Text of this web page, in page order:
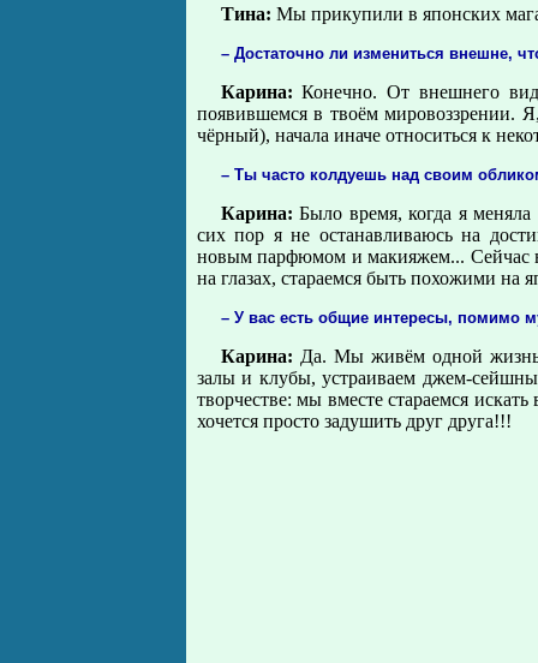
Тина: Мы прикупили в японских
– Достаточно ли измениться внешне,
Карина: Конечно. От внешнего
появившемся в твоём мировоззрении.
чёрный), начала иначе относиться к
– Ты часто колдуешь над своим
Карина: Было время, когда я
сих пор я не останавливаюсь на
новым парфюмом и макияжем... Сейчас в
на глазах, стараемся быть похожими на
– У вас есть общие интересы, помимо
Карина: Да. Мы живём одной
залы и клубы, устраиваем джем-
творчестве: мы вместе стараемся
хочется просто задушить друг друга!!!